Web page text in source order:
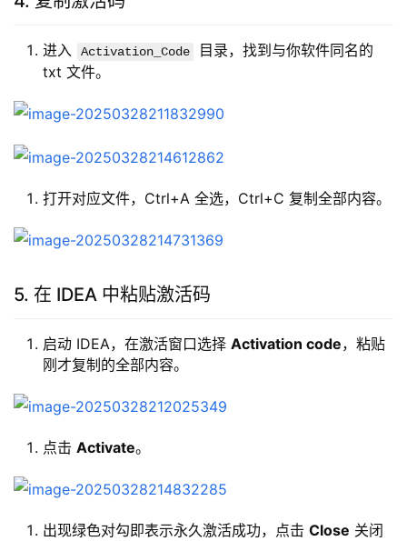
进入 Activation_Code
目录，找到与你软件同名的
txt 文件。
打开对应文件，Ctrl+A 全选，Ctrl+C 复制全部内容。
5. 在 IDEA 中粘贴激活码
启动 IDEA，在激活窗口选择 Activation code，粘贴
刚才复制的全部内容。
点击 Activate。
出现绿色对勾即表示永久激活成功，点击 Close 关闭